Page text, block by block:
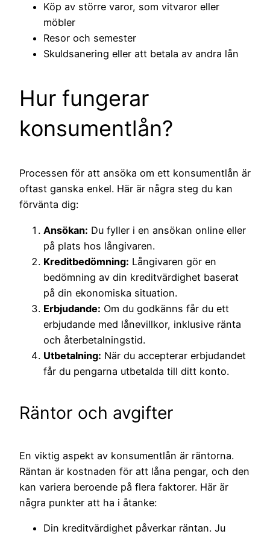
Köp av större varor, som vitvaror eller
möbler
Resor och semester
Skuldsanering eller att betala av andra lån
Hur fungerar
konsumentlån?
Processen för att ansöka om ett konsumentlån är
oftast ganska enkel. Här är några steg du kan
förvänta dig:
Ansökan: Du fyller i en ansökan online eller
på plats hos långivaren.
Kreditbedömning: Långivaren gör en
bedömning av din kreditvärdighet baserat
på din ekonomiska situation.
Erbjudande: Om du godkänns får du ett
erbjudande med lånevillkor, inklusive ränta
och återbetalningstid.
Utbetalning: När du accepterar erbjudandet
får du pengarna utbetalda till ditt konto.
Räntor och avgifter
En viktig aspekt av konsumentlån är räntorna.
Räntan är kostnaden för att låna pengar, och den
kan variera beroende på flera faktorer. Här är
några punkter att ha i åtanke:
Din kreditvärdighet påverkar räntan. Ju